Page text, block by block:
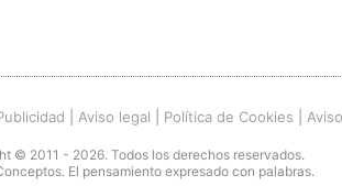
Aviso legal Política de Cookies
© 2011 - 2026. Todos los derechos reservados.
El pensamiento expresado con palabras.